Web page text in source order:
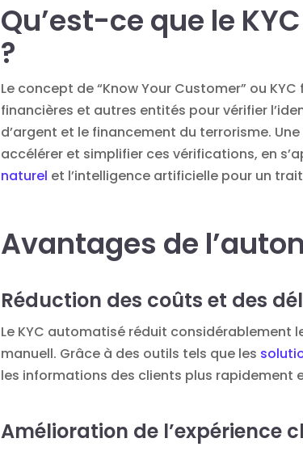
Qu’est-ce que le
?
Le concept de “Know Your Customer” ou
financières et autres entités pour vérifier
d’argent et le financement du terrorisme.
accélérer et simplifier ces vérifications, en
naturel et l’intelligence artificielle pour un
Avantages de
Réduction des coûts et des
Le KYC automatisé réduit
manuell. Grâce à des outils tels que les
les informations des clients plus rapidement
Amélioration de l’expérience